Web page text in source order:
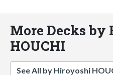
More Decks by
HOUCHI
See All by Hiroyoshi